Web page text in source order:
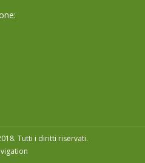
Tutti i diritti riservati.